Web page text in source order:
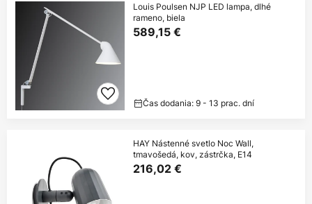
Louis Poulsen NJP LED lampa, dlhé
rameno, biela
589,15 €
Čas dodania: 9 - 13 prac. dní
HAY Nástenné svetlo Noc Wall,
tmavošedá, kov, zástrčka, E14
216,02 €